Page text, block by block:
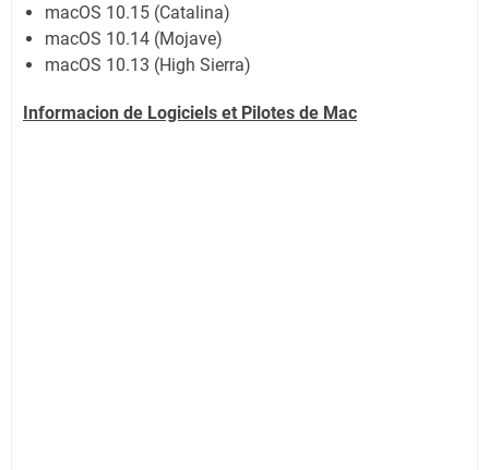
macOS 10.15 (Catalina)
macOS 10.14 (Mojave)
macOS 10.13 (High Sierra)
Informacion de Logiciels et Pilotes de Mac